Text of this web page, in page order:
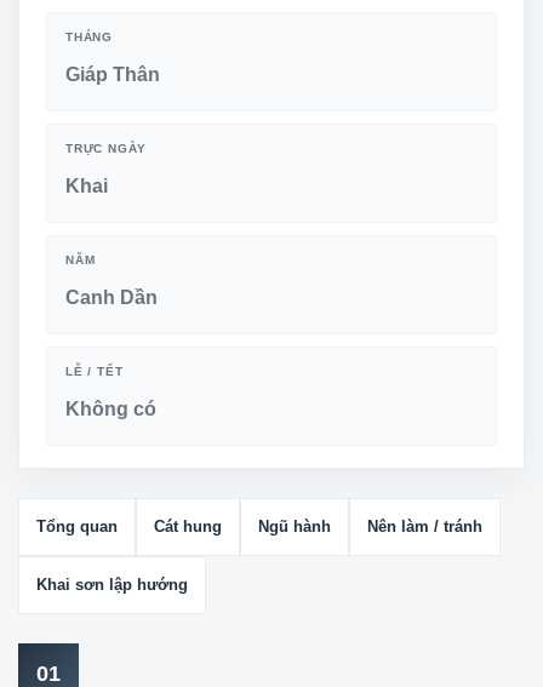
THÁNG
Giáp Thân
TRỰC NGÀY
Khai
NĂM
Canh Dần
LỄ / TẾT
Không có
Tổng quan Cát hung Ngũ hành Nên làm / tránh
Khai sơn lập hướng
01